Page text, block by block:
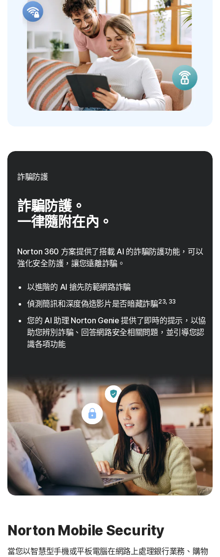
詐騙防護
詐騙防護。
一律隨附在內。
Norton 360 方案提供了搭載 AI 的詐騙防護功能，可以
強化安全防護，讓您遠離詐騙。
以進階的 AI 搶先防範網路詐騙
偵測簡訊和深度偽造影片是否暗藏詐騙23, 33
您的 AI 助理 Norton Genie 提供了即時的提示，以協
助您辨別詐騙、回答網路安全相關問題，並引導您認
識各項功能
Norton Mobile Security
當您以智慧型手機或平板電腦在網路上處理銀行業務、購物